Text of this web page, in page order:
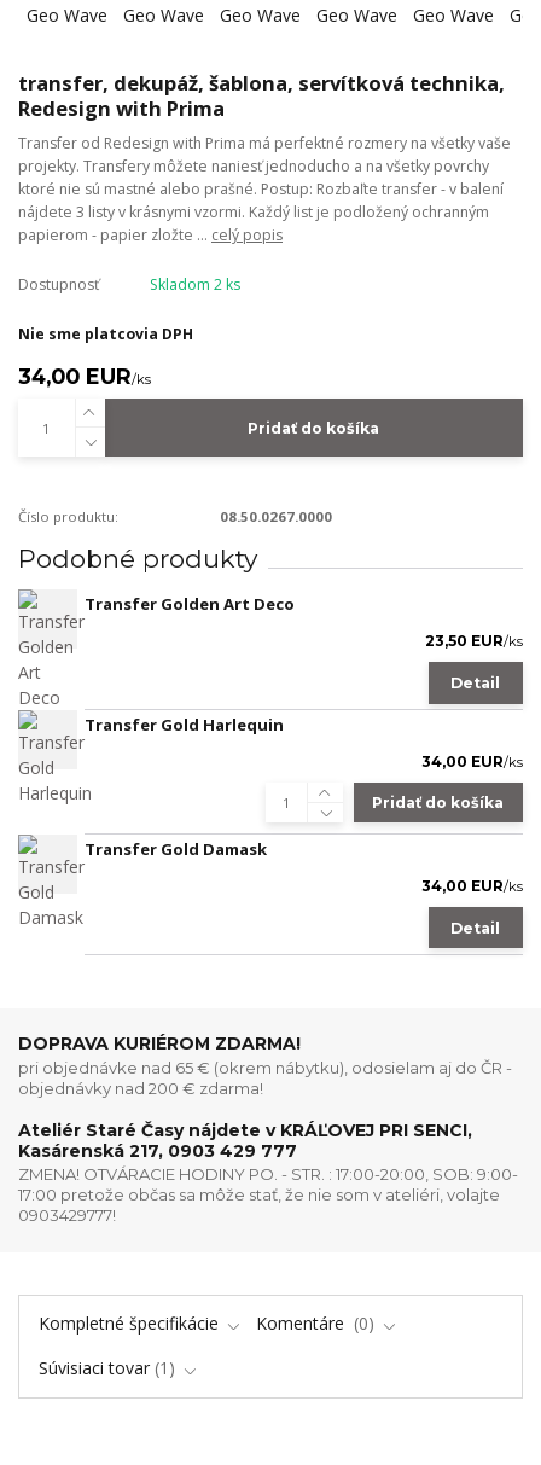
transfer, dekupáž, šablona, servítková technika,
Redesign with Prima
Transfer od Redesign with Prima má perfektné rozmery na všetky vaše
projekty. Transfery môžete naniesť jednoducho a na všetky povrchy
ktoré nie sú mastné alebo prašné. Postup: Rozbaľte transfer - v balení
nájdete 3 listy v krásnymi vzormi. Každý list je podložený ochranným
papierom - papier zložte ... celý popis
Dostupnosť Skladom 2 ks
Nie sme platcovia DPH
34,00 EUR/ks
Pridať do košíka
Číslo produktu: 08.50.0267.0000
Podobné produkty
Transfer Golden Art Deco
23,50 EUR/ks
Detail
Transfer Gold Harlequin
34,00 EUR/ks
Pridať do košíka
Transfer Gold Damask
34,00 EUR/ks
Detail
DOPRAVA KURIÉROM ZDARMA!
pri objednávke nad 65 € (okrem nábytku), odosielam aj do ČR -
objednávky nad 200 € zdarma!
Ateliér Staré Časy nájdete v KRÁĽOVEJ PRI SENCI,
Kasárenská 217, 0903 429 777
ZMENA! OTVÁRACIE HODINY PO. - STR. : 17:00-20:00, SOB: 9:00-
17:00 pretože občas sa môže stať, že nie som v ateliéri, volajte
0903429777!
Kompletné špecifikácie Komentáre
0
Súvisiaci tovar 1